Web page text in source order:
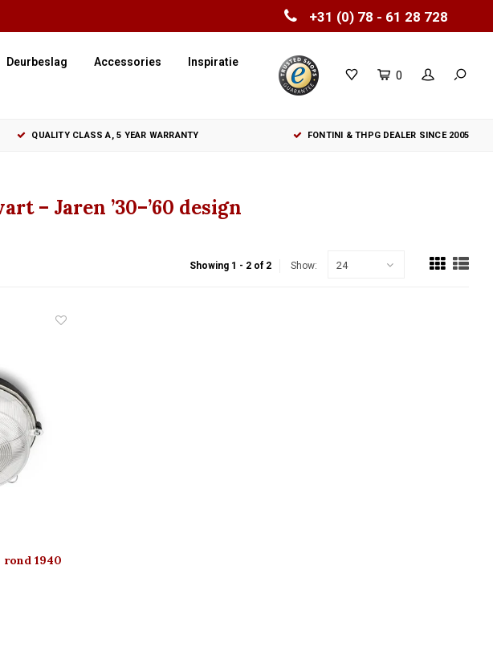
+31 (0) 78 - 61 28 728
Deurbeslag Accessories Inspiratie
0
QUALITY CLASS A, 5 YEAR WARRANTY FONTINI & THPG DEALER SINCE 2005
– Jaren ’30–’60 design
Showing 1 - 2 of 2 Show: 24
1940